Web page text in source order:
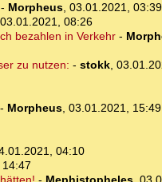
- Morpheus, 03.01.2021, 03:39
03.01.2021, 08:26
bezahlen in Verkehr-
zu nutzen: - stokk,
- Morpheus, 03.01.2021, 15:49
04:10